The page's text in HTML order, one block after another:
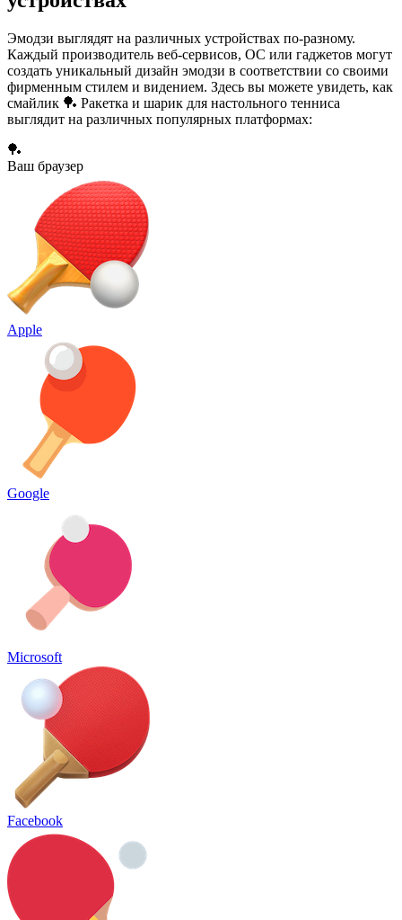
Эмодзи выглядят на различных устройствах по-разному.
Каждый производитель веб-сервисов, ОС или гаджетов могут
создать уникальный дизайн эмодзи в соответствии со своими
фирменным стилем и видением. Здесь вы можете увидеть, как
смайлик 🏓 Ракетка и шарик для настольного тенниса
выглядит на различных популярных платформах:
🏓
Ваш браузер
Apple
Google
Microsoft
Facebook